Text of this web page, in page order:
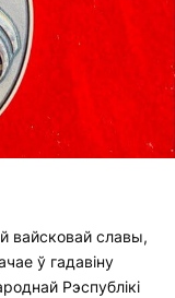
вайсковай славы,
ў гадавіну
Рэспублікі